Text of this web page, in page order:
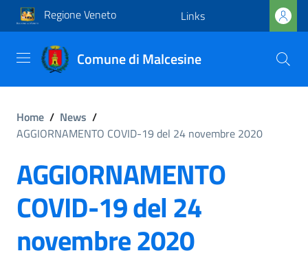
Regione Veneto Links
Comune di Malcesine
Home / News /
AGGIORNAMENTO COVID-19 del 24 novembre 2020
AGGIORNAMENTO
COVID-19 del 24
novembre 2020